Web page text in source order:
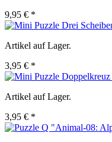
9,95 € *
Artikel auf Lager.
3,95 € *
Artikel auf Lager.
3,95 € *